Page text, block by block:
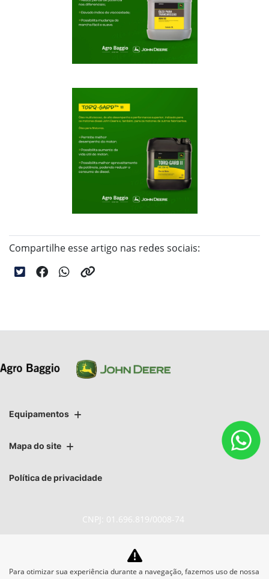
Compartilhe esse artigo nas redes sociais:
Equipamentos
Mapa do site
Política de privacidade
CNPJ: 01.696.819/0008-74
No trânsito, enxergar o outro
Para otimizar sua experiência durante a navegação, fazemos uso de nossa